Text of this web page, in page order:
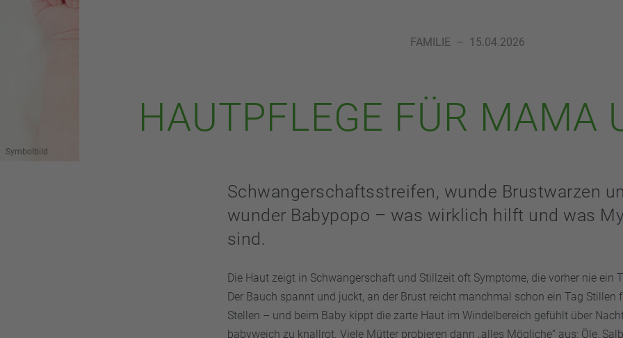
Symbolbild
FAMILIE – 15.04.2026
HAUTPFLEGE FÜR MAMA
Schwangerschaftsstreifen, wunde Brustwarzen
wunder Babypopo – was wirklich hilft und was
sind.
Die Haut zeigt in Schwangerschaft und Stillzeit oft Symptome, die vorher nie ein
Der Bauch spannt und juckt, an der Brust reicht manchmal schon ein Tag Stillen
Stellen – und beim Baby kippt die zarte Haut im Windelbereich gefühlt über
babyweich zu knallrot. Viele Mütter probieren dann „alles Mögliche“ aus: Öle,